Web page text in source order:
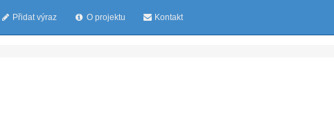
Přidat výraz O projektu Kontakt